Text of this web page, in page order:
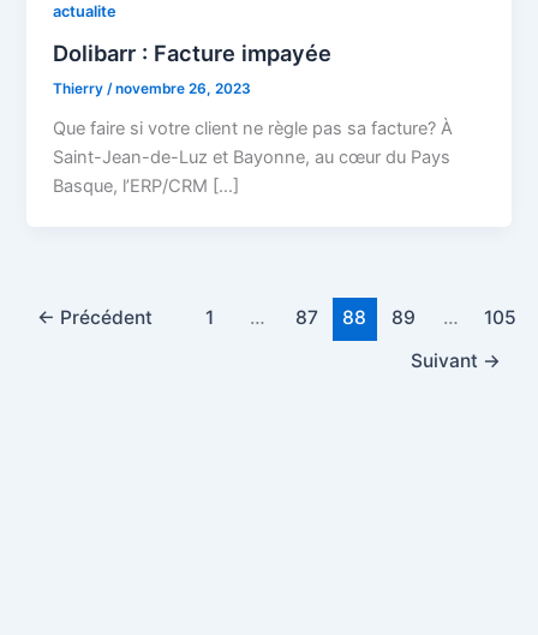
actualite
Dolibarr : Facture impayée
Thierry/novembre 26, 2023
Que faire si votre client ne règle pas sa facture? À
Saint-Jean-de-Luz et Bayonne, au cœur du Pays
Basque, l’ERP/CRM […]
← Précédent 1 … 87 88 89 …
105
Suivant →